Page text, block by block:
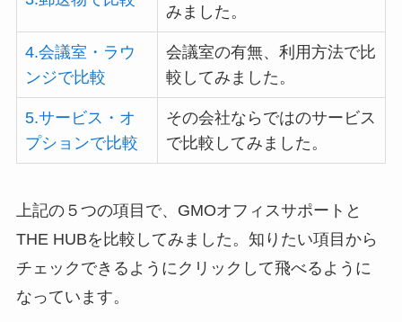
みました。
4.会議室・ラウ
ンジで比較
会議室の有無、利用方法で比
較してみました。
5.サービス・オ
プションで比較
その会社ならではのサービス
で比較してみました。
上記の５つの項目で、GMOオフィスサポートと
THE HUBを比較してみました。知りたい項目から
チェックできるようにクリックして飛べるように
なっています。